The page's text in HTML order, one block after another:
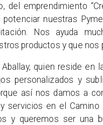
del emprendimiento
potenciar nuestras
Nos ayuda
productos y que nos
Aballay, quien reside
personalizados y
así nos damos a
servicios en el
y queremos ser una